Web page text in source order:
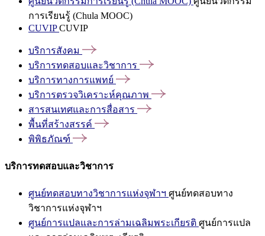
การเรียนรู้ (Chula MOOC)
CUVIPCUVIP
บริการสังคม
บริการทดสอบและวิชาการ
บริการทางการแพทย์
บริการตรวจวิเคราะห์คุณภาพ
สารสนเทศและการสื่อสาร
พื้นที่สร้างสรรค์
พิพิธภัณฑ์
บริการทดสอบและวิชาการ
ศูนย์ทดสอบทางวิชาการแห่งจุฬาฯ ศูนย์ทดสอบทาง
วิชาการแห่งจุฬาฯ
ศูนย์การแปลและการล่ามเฉลิมพระเกียรติ ศูนย์การแปล